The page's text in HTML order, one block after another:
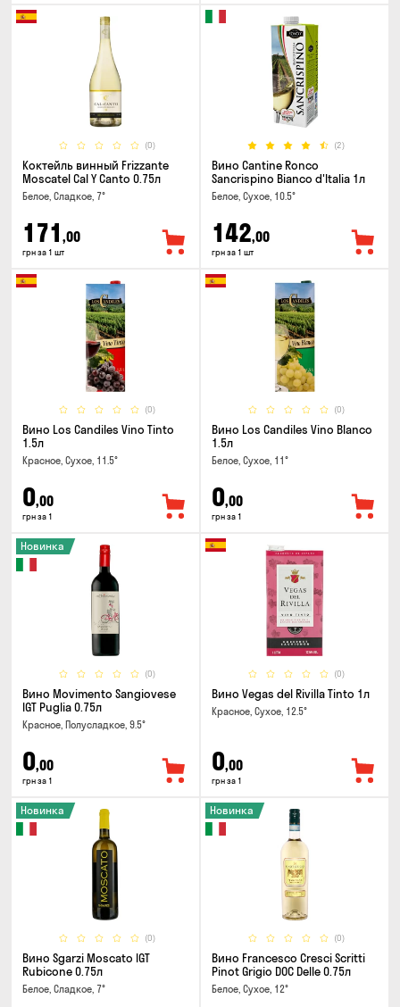
(0)
Коктейль винный Frizzante
Moscatel Cal Y Canto 0.75л
Белое, Сладкое, 7°
171 ,00
грн за 1 шт
(2)
Вино Cantine Ronco
Sancrispino Bianco d'Italia 1л
Белое, Сухое, 10.5°
142,00
грн за 1 шт
(0)
Вино Los Candiles Vino Tinto
1.5л
Красное, Сухое, 11.5°
0,00
грн за 1
(0)
Вино Los Candiles Vino Blanco
1.5л
Белое, Сухое, 11°
0,00
грн за 1
(0)
Новинка
Вино Movimento Sangiovese
IGT Puglia 0.75л
Красное, Полусладкое, 9.5°
0,00
грн за 1
(0)
Вино Vegas del Rivilla Tinto 1л
Красное, Сухое, 12.5°
0,00
грн за 1
(0)
Новинка
Вино Sgarzi Moscato IGT
Rubicone 0.75л
Белое, Сладкое, 7°
(0)
Новинка
Вино Francesco Cresci Scritti
Pinot Grigio DOC Delle 0.75л
Белое, Сухое, 12°